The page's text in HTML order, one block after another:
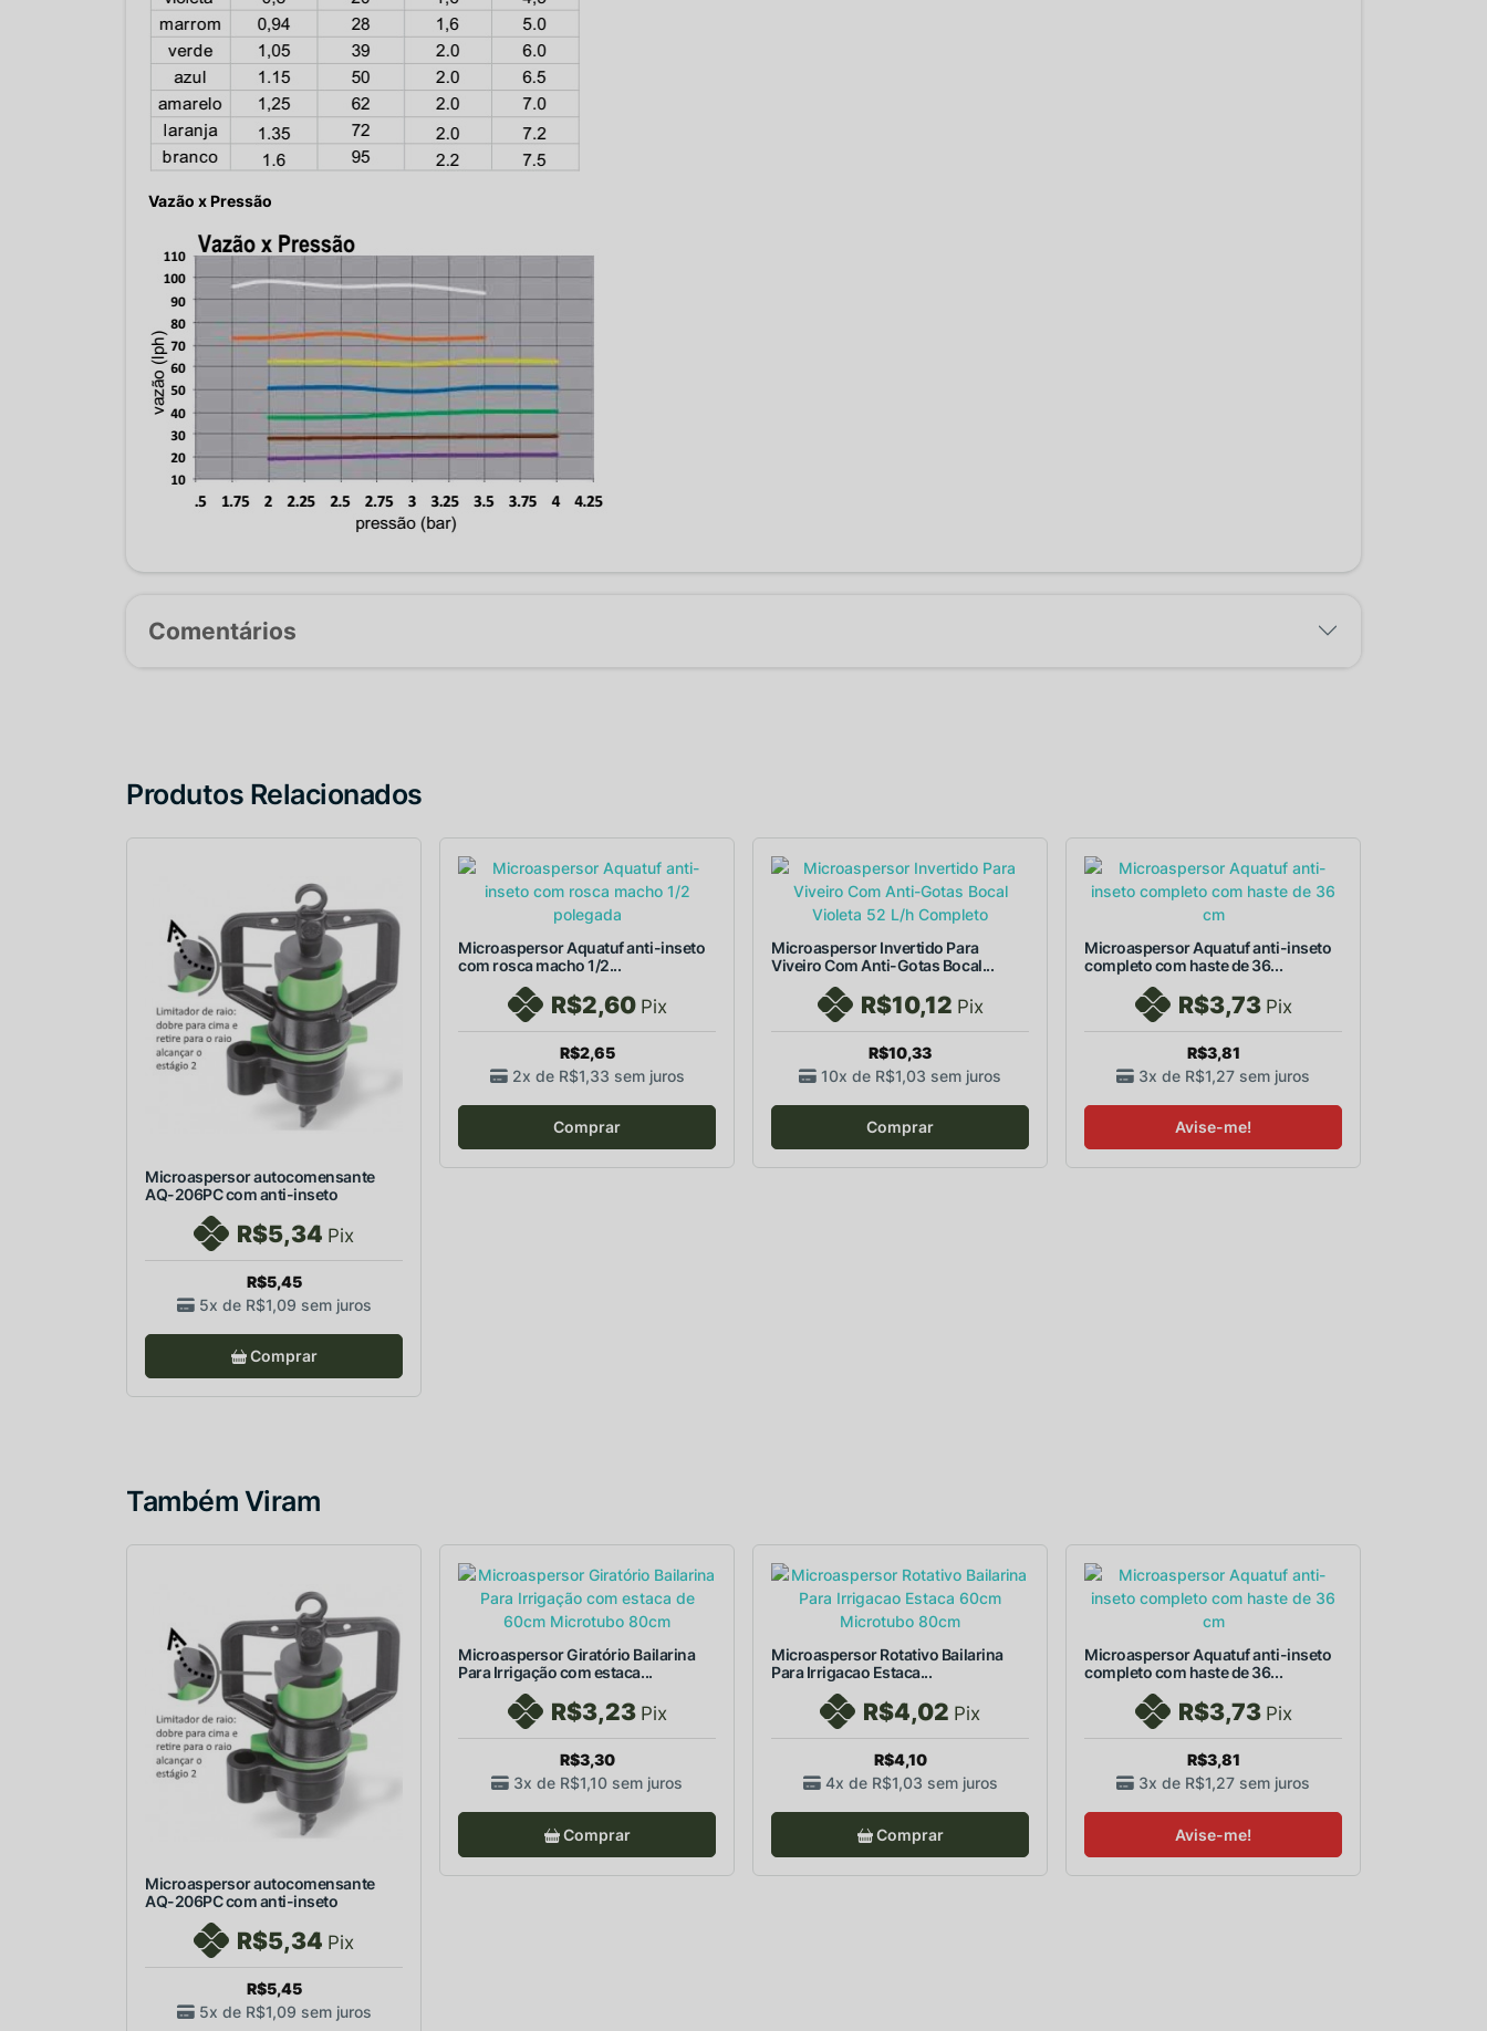
Vazão x Pressão
Comentários
Produtos Relacionados
Microaspersor autocomensante
AQ-206PC com anti-inseto
R$5,34 Pix
R$5,45
5x de R$1,09 sem juros
Comprar
Microaspersor Aquatuf anti-inseto
com rosca macho 1/2...
R$2,60 Pix
R$2,65
2x de R$1,33 sem juros
Comprar
Microaspersor Invertido Para
Viveiro Com Anti-Gotas Bocal...
R$10,12 Pix
R$10,33
10x de R$1,03 sem juros
Comprar
Microaspersor Aquatuf anti-inseto
completo com haste de 36...
R$3,73 Pix
R$3,81
3x de R$1,27 sem juros
Avise-me!
Também Viram
Microaspersor autocomensante
AQ-206PC com anti-inseto
R$5,34 Pix
R$5,45
5x de R$1,09 sem juros
Microaspersor Giratório Bailarina
Para Irrigação com estaca...
R$3,23 Pix
R$3,30
3x de R$1,10 sem juros
Comprar
Microaspersor Rotativo Bailarina
Para Irrigacao Estaca...
R$4,02 Pix
R$4,10
4x de R$1,03 sem juros
Comprar
Microaspersor Aquatuf anti-inseto
completo com haste de 36...
R$3,73 Pix
R$3,81
3x de R$1,27 sem juros
Avise-me!